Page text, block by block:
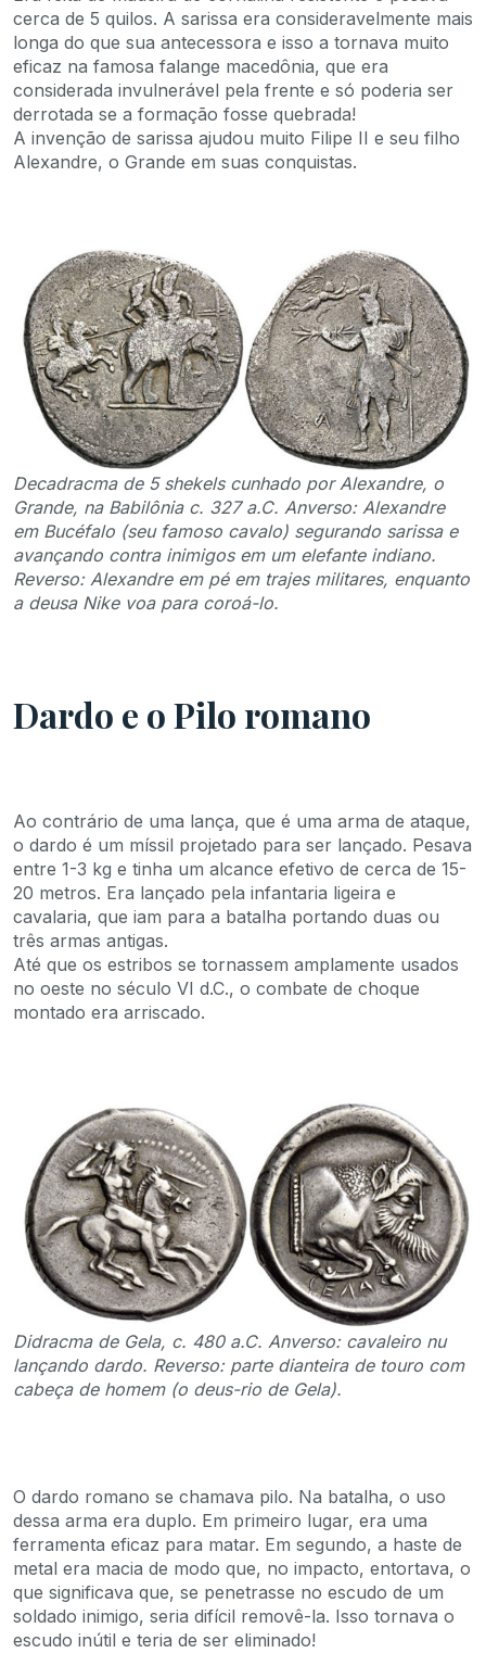
cerca de 5 quilos. A sarissa era consideravelmente mais
longa do que sua antecessora e isso a tornava muito
eficaz na famosa falange macedônia, que era
considerada invulnerável pela frente e só poderia ser
derrotada se a formação fosse quebrada!
A invenção de sarissa ajudou muito Filipe II e seu filho
Alexandre, o Grande em suas conquistas.
Decadracma de 5 shekels cunhado por Alexandre, o
Grande, na Babilônia c. 327 a.C. Anverso: Alexandre
em Bucéfalo (seu famoso cavalo) segurando sarissa e
avançando contra inimigos em um elefante indiano.
Reverso: Alexandre em pé em trajes militares, enquanto
a deusa Nike voa para coroá-lo.
Dardo e o Pilo romano
Ao contrário de uma lança, que é uma arma de ataque,
o dardo é um míssil projetado para ser lançado. Pesava
entre 1-3 kg e tinha um alcance efetivo de cerca de 15-
20 metros. Era lançado pela infantaria ligeira e
cavalaria, que iam para a batalha portando duas ou
três armas antigas.
Até que os estribos se tornassem amplamente usados ​​
no oeste no século VI d.C., o combate de choque
montado era arriscado.
Didracma de Gela, c. 480 a.C. Anverso: cavaleiro nu
lançando dardo. Reverso: parte dianteira de touro com
cabeça de homem (o deus-rio de Gela).
O dardo romano se chamava pilo. Na batalha, o uso
dessa arma era duplo. Em primeiro lugar, era uma
ferramenta eficaz para matar. Em segundo, a haste de
metal era macia de modo que, no impacto, entortava, o
que significava que, se penetrasse no escudo de um
soldado inimigo, seria difícil removê-la. Isso tornava o
escudo inútil e teria de ser eliminado!